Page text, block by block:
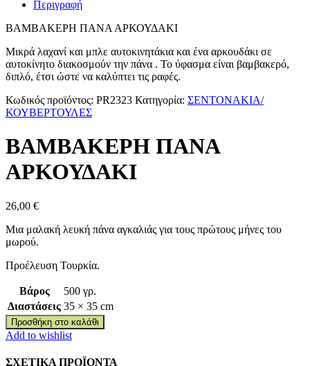
Περιγραφή
ΒΑΜΒΑΚΕΡΗ ΠΑΝΑ ΑΡΚΟΥΔΑΚΙ
Μικρά λαχανί και μπλε αυτοκινητάκια και ένα αρκουδάκι σε
αυτοκίνητο διακοσμούν την πάνα . Το ύφασμα είναι βαμβακερό,
διπλό, έτσι ώστε να καλύπτει τις ραφές.
Κωδικός προϊόντος: PR2323 Κατηγορία: ΣΕΝΤΟΝΑΚΙΑ/
ΚΟΥΒΕΡΤΟΥΛΕΣ
ΒΑΜΒΑΚΕΡΗ ΠΑΝΑ
ΑΡΚΟΥΔΑΚΙ
26,00 €
Μια μαλακή λευκή πάνα αγκαλιάς για τους πρώτους μήνες του
μωρού.
Προέλευση Τουρκία.
Βάρος
500 γρ.
Διαστάσεις 35 × 35 cm
ΒΑΜΒΑΚΕΡΗ
ΠΑΝΑ
ποσότητα
Προσθήκη στο καλάθι
Add to wishlist
ΣΧΕΤΙΚΑ ΠΡΟΪΟΝΤΑ